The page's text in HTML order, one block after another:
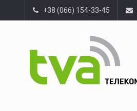
+38 (066) 154-33-45